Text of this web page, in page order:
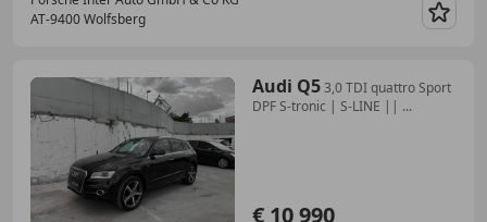
AT-9400 Wolfsberg
Audi Q53,0 TDI quattro Sport
DPF S-tronic | S-LINE || ...
€ 10 990